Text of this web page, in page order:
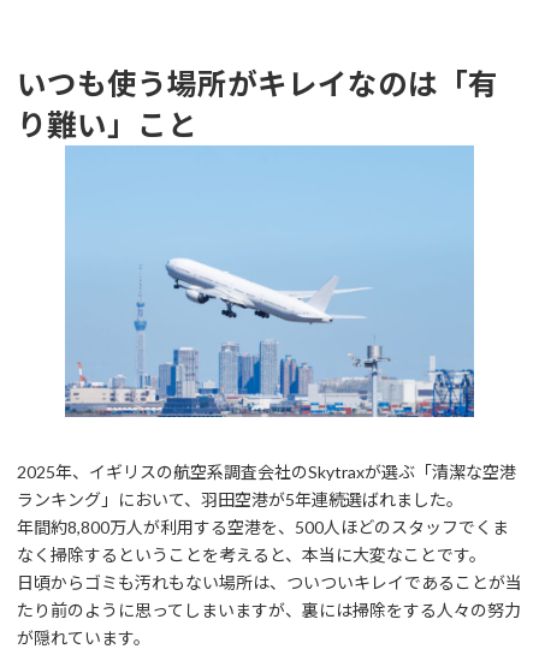
いつも使う場所がキレイなのは「有
り難い」こと
2025年、イギリスの航空系調査会社のSkytraxが選ぶ「清潔な空港
ランキング」において、羽田空港が5年連続選ばれました。
年間約8,800万人が利用する空港を、500人ほどのスタッフでくま
なく掃除するということを考えると、本当に大変なことです。
日頃からゴミも汚れもない場所は、ついついキレイであることが当
たり前のように思ってしまいますが、裏には掃除をする人々の努力
が隠れています。